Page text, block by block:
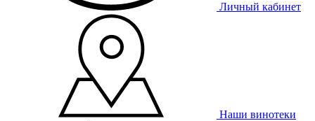
Личный кабинет
Наши винотеки